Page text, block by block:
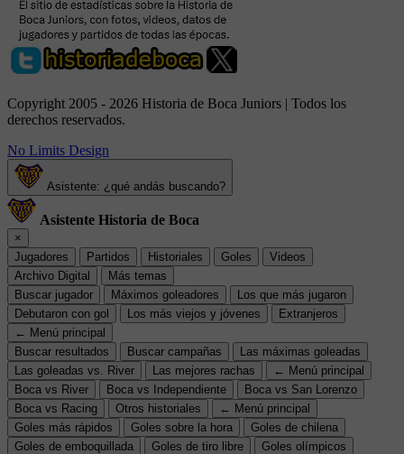
Copyright 2005 - 2026 Historia de Boca Juniors | Todos los
derechos reservados.
No Limits Design
Asistente: ¿qué andás buscando?
Asistente Historia de Boca
×
Jugadores
Partidos Historiales Goles
Videos
Archivo Digital
Más temas
Buscar jugador
Máximos goleadores
Los que más jugaron
Debutaron con gol
Los más viejos y jóvenes
Extranjeros
← Menú principal
Buscar resultados
Buscar campañas
Las máximas goleadas
Las goleadas vs. River
Las mejores rachas
← Menú principal
Boca vs River
Boca vs Independiente
Boca vs San Lorenzo
Boca vs Racing
Otros historiales
← Menú principal
Goles más rápidos
Goles sobre la hora
Goles de chilena
Goles de emboquillada
Goles de tiro libre
Goles olímpicos